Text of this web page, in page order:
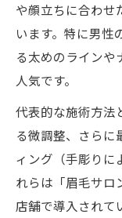
や顔立ちに合わせ
います。特に男性
る太めのラインや
人気です。
代表的な施術方法
る微調整、さらに
ィング（手彫りに
れらは「眉毛サロ
店舗で導入されて